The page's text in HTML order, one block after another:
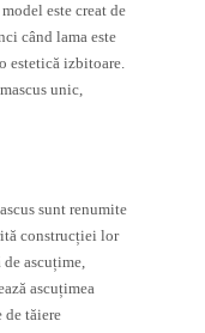
model este creat de
când lama este
estetică izbitoare.
unic,
sunt renumite
construcției lor
ascuțime,
ascuțimea
de tăiere